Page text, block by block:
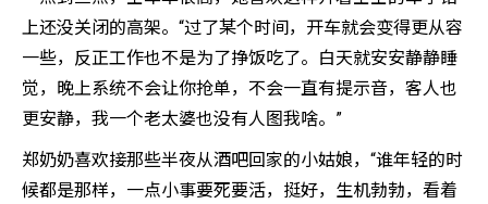
上还没关闭的高架。“过了某个时间，开车就会变得更从容
一些，反正工作也不是为了挣饭吃了。白天就安安静静睡
觉，晚上系统不会让你抢单，不会一直有提示音，客人也
更安静，我一个老太婆也没有人图我啥。”
郑奶奶喜欢接那些半夜从酒吧回家的小姑娘，“谁年轻的时
候都是那样，一点小事要死要活，挺好，生机勃勃，看着